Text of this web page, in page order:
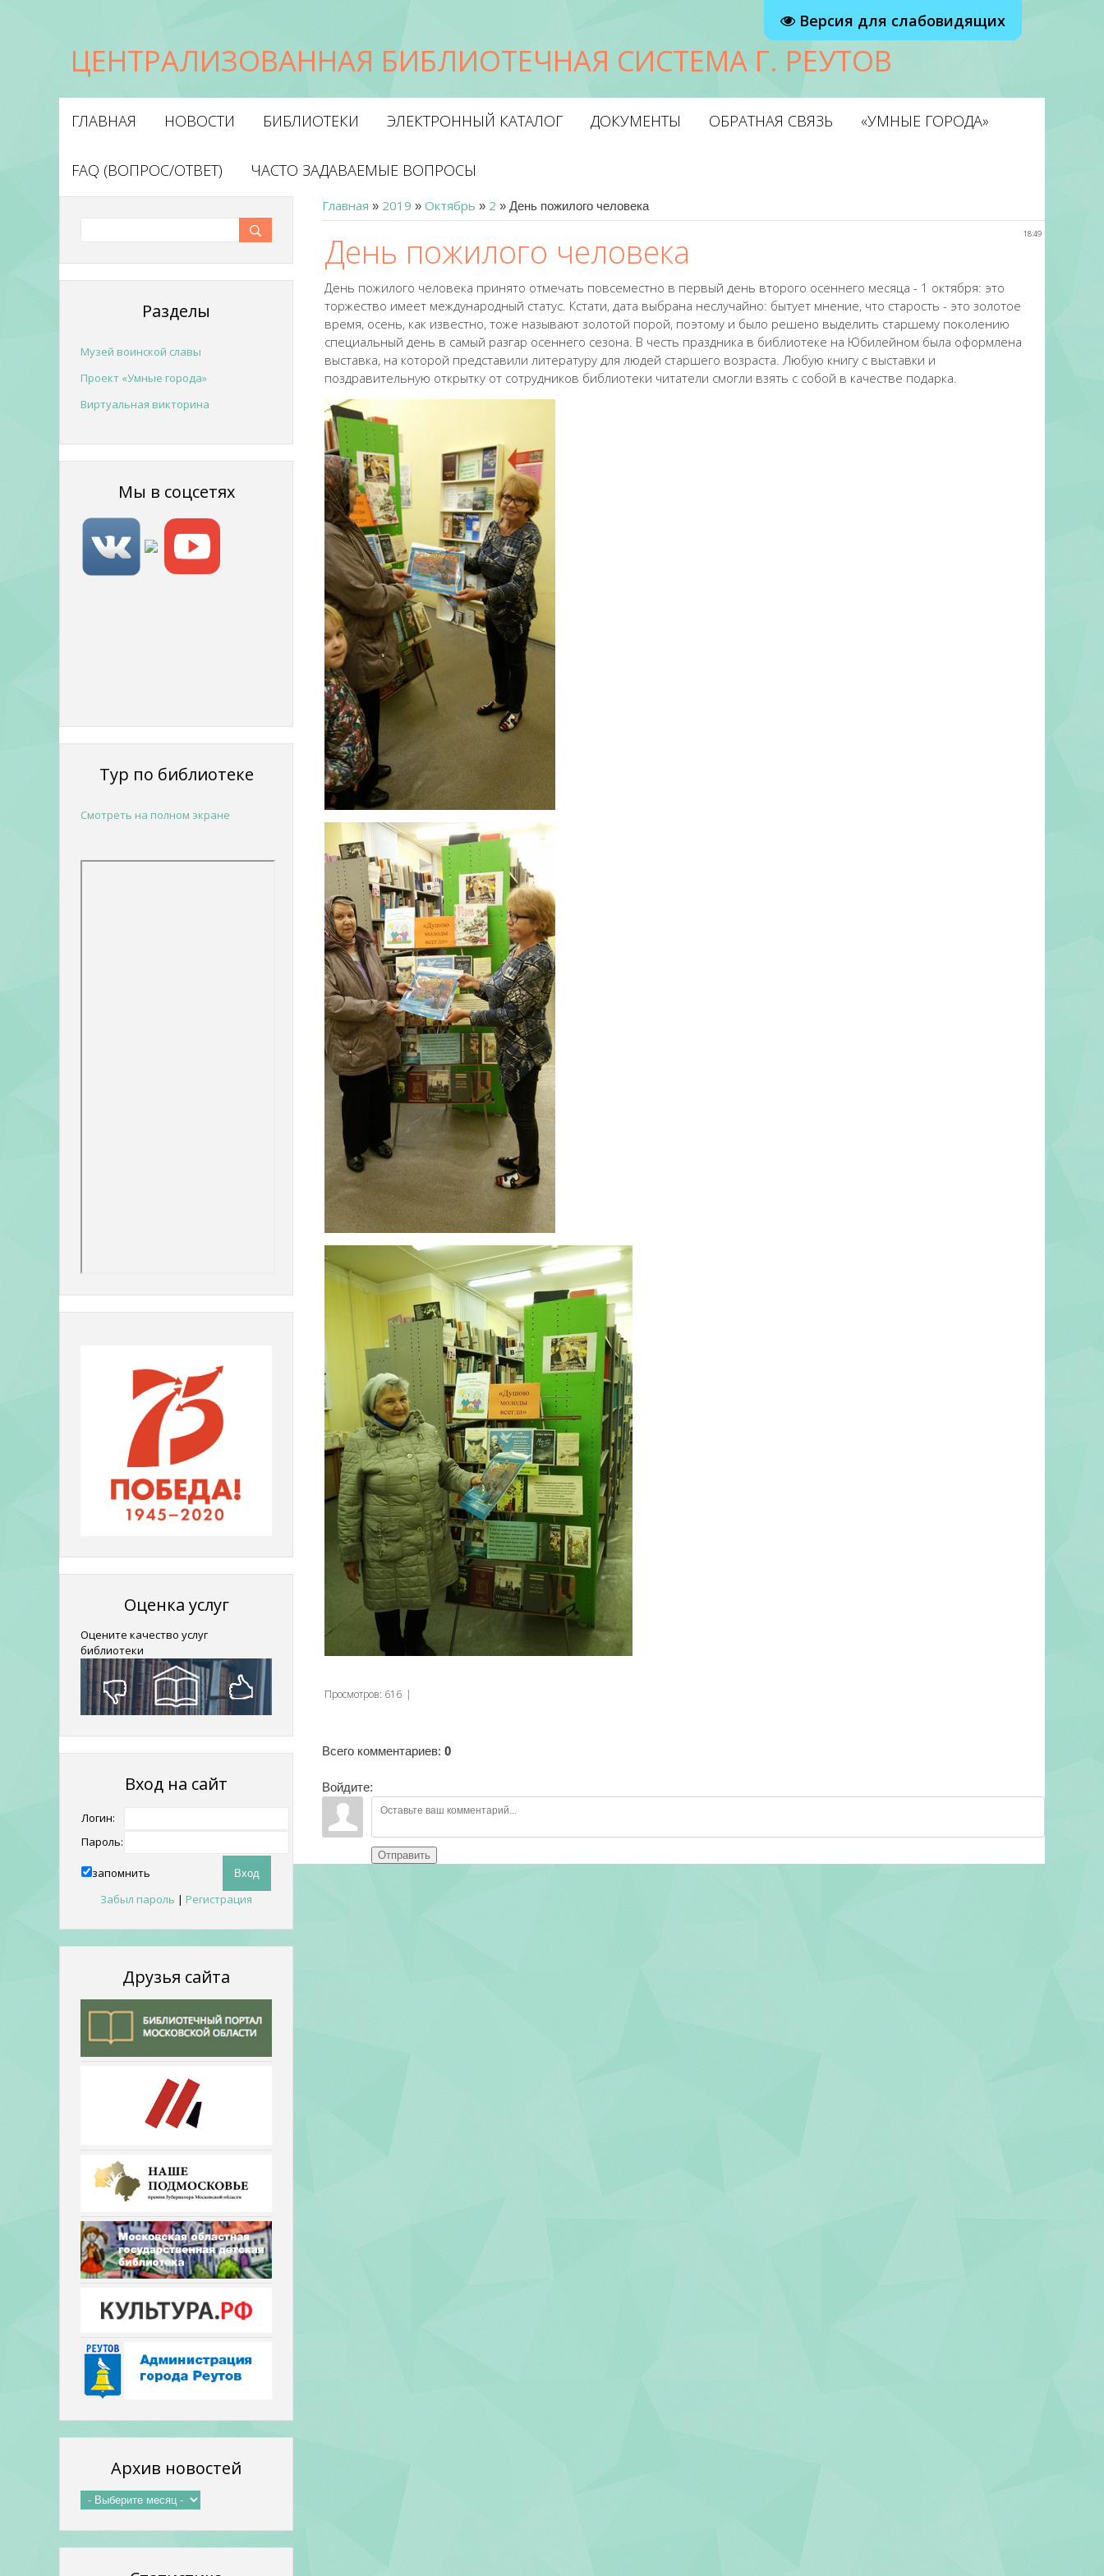
Версия для слабовидящих
ЦЕНТРАЛИЗОВАННАЯ БИБЛИОТЕЧНАЯ СИСТЕМА Г. РЕУТОВ
ГЛАВНАЯ НОВОСТИ БИБЛИОТЕКИ ЭЛЕКТРОННЫЙ КАТАЛОГ ДОКУМЕНТЫ ОБРАТНАЯ СВЯЗЬ «УМНЫЕ ГОРОДА»
FAQ (ВОПРОС/ОТВЕТ) ЧАСТО ЗАДАВАЕМЫЕ ВОПРОСЫ
Главная » 2019 » Октябрь » 2 » День пожилого человека
18:49
День пожилого человека
День пожилого человека принято отмечать повсеместно в первый день второго осеннего месяца - 1 октября: это
торжество имеет международный статус. Кстати, дата выбрана неслучайно: бытует мнение, что старость - это золотое
время, осень, как известно, тоже называют золотой порой, поэтому и было решено выделить старшему поколению
специальный день в самый разгар осеннего сезона. В честь праздника в библиотеке на Юбилейном была оформлена
выставка, на которой представили литературу для людей старшего возраста. Любую книгу с выставки и
поздравительную открытку от сотрудников библиотеки читатели смогли взять с собой в качестве подарка.
Просмотров: 616 |
Всего комментариев: 0
Войдите:
Отправить
Разделы
Музей воинской славы
Проект «Умные города»
Виртуальная викторина
Мы в соцсетях
Тур по библиотеке
Смотреть на полном экране
Оценка услуг
Оцените качество услуг
библиотеки
Вход на сайт
Логин:
Пароль:
запомнить
Забыл пароль | Регистрация
Друзья сайта
Архив новостей